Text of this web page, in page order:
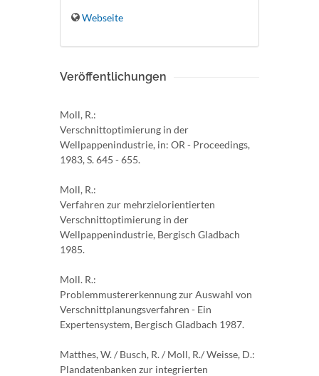
Webseite
Veröffentlichungen
Moll, R.:
Verschnittoptimierung in der
Wellpappenindustrie, in: OR - Proceedings,
1983, S. 645 - 655.
Moll, R.:
Verfahren zur mehrzielorientierten
Verschnittoptimierung in der
Wellpappenindustrie, Bergisch Gladbach
1985.
Moll. R.:
Problemmustererkennung zur Auswahl von
Verschnittplanungsverfahren - Ein
Expertensystem, Bergisch Gladbach 1987.
Matthes, W. / Busch, R. / Moll, R./ Weisse, D.:
Plandatenbanken zur integrierten